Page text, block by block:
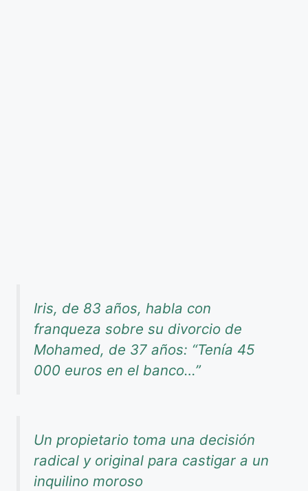
Iris, de 83 años, habla con
franqueza sobre su divorcio de
Mohamed, de 37 años: “Tenía 45
000 euros en el banco…”
Un propietario toma una decisión
radical y original para castigar a un
inquilino moroso